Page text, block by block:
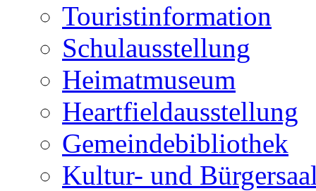
Touristinformation
Schulausstellung
Heimatmuseum
Heartfieldausstellung
Gemeindebibliothek
Kultur- und